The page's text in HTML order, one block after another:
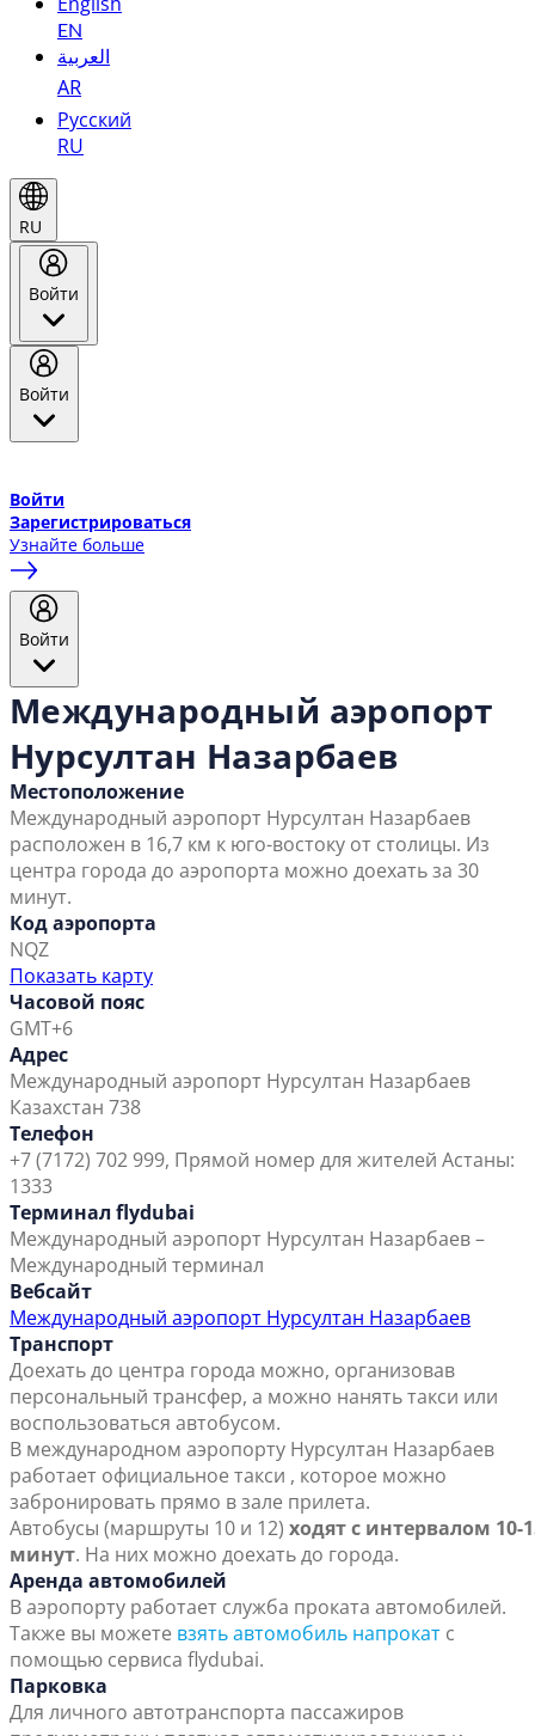
EN
العربية
AR
Русский
RU
RU
Войти
Войти
Войти
Зарегистрироваться
Узнайте больше
Войти
Международный аэропорт
Нурсултан Назарбаев
Местоположение
Международный аэропорт Нурсултан Назарбаев
расположен в 16,7 км к юго-востоку от столицы. Из
центра города до аэропорта можно доехать за 30
минут.
Код аэропорта
NQZ
Показать карту
Часовой пояс
GMT+6
Адрес
Международный аэропорт Нурсултан Назарбаев
Казахстан 738
Телефон
+7 (7172) 702 999, Прямой номер для жителей Астаны:
1333
Терминал flydubai
Международный аэропорт Нурсултан Назарбаев –
Международный терминал
Вебсайт
Международный аэропорт Нурсултан Назарбаев
Транспорт
Доехать до центра города можно, организовав
персональный трансфер, а можно нанять такси или
воспользоваться автобусом.
В международном аэропорту Нурсултан Назарбаев
работает официальное такси , которое можно
забронировать прямо в зале прилета.
Автобусы (маршруты 10 и 12) ходят с интервалом 10-
минут. На них можно доехать до города.
Аренда автомобилей
В аэропорту работает служба проката автомобилей.
Также вы можете взять автомобиль напрокат с
помощью сервиса flydubai.
Парковка
Для личного автотранспорта пассажиров